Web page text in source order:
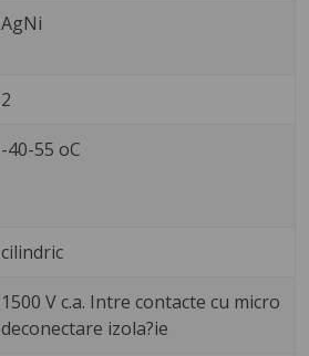
AgNi
2
-40-55 oC
cilindric
1500 V c.a. Intre contacte cu micro
deconectare izola?ie